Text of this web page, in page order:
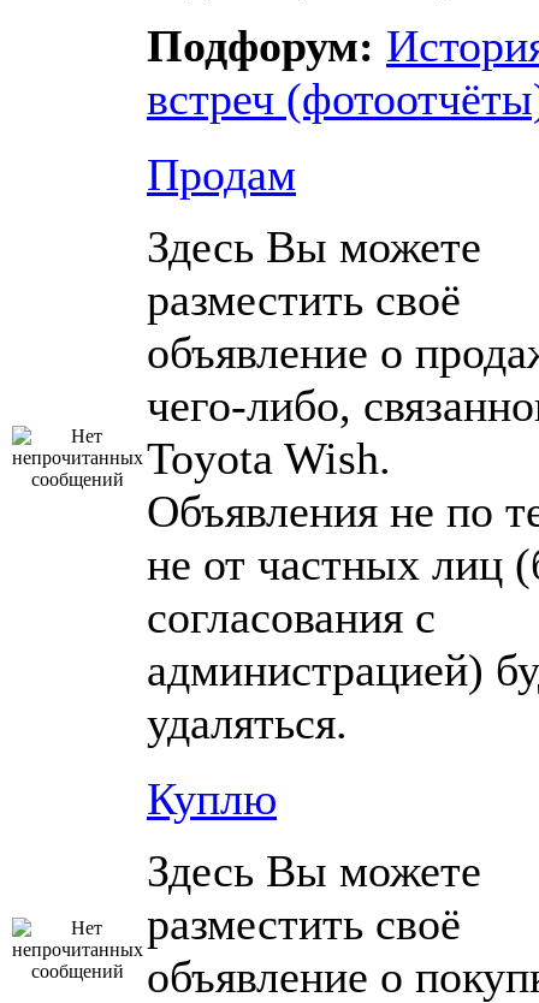
Подфорум:
встреч
Продам
Здесь Вы можете
разместить своё
объявление о
чего-либо,
Toyota Wish.
Объявления не по
не от частных лиц
согласования с
администрацией)
удаляться.
Куплю
Здесь Вы можете
разместить своё
объявление о